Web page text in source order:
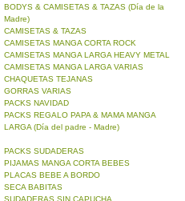
BODYS & CAMISETAS & TAZAS (Día de la
Madre)
CAMISETAS & TAZAS
CAMISETAS MANGA CORTA ROCK
CAMISETAS MANGA LARGA HEAVY METAL
CAMISETAS MANGA LARGA VARIAS
CHAQUETAS TEJANAS
GORRAS VARIAS
PACKS NAVIDAD
PACKS REGALO PAPA & MAMA MANGA
LARGA (Día del padre - Madre)
PACKS SUDADERAS
PIJAMAS MANGA CORTA BEBES
PLACAS BEBE A BORDO
SECA BABITAS
SUDADERAS SIN CAPUCHA